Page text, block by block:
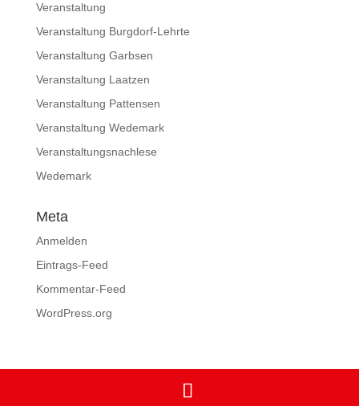
Veranstaltung
Veranstaltung Burgdorf-Lehrte
Veranstaltung Garbsen
Veranstaltung Laatzen
Veranstaltung Pattensen
Veranstaltung Wedemark
Veranstaltungsnachlese
Wedemark
Meta
Anmelden
Eintrags-Feed
Kommentar-Feed
WordPress.org